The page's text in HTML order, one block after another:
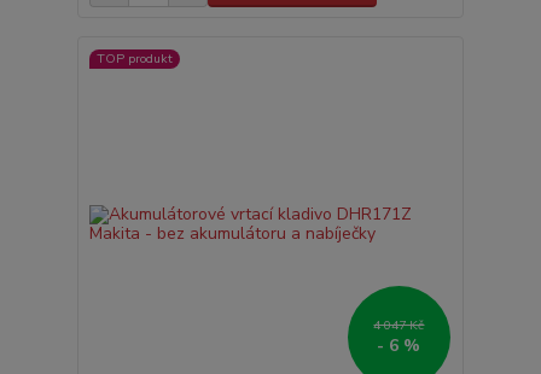
TOP produkt
4 047 Kč
- 6 %